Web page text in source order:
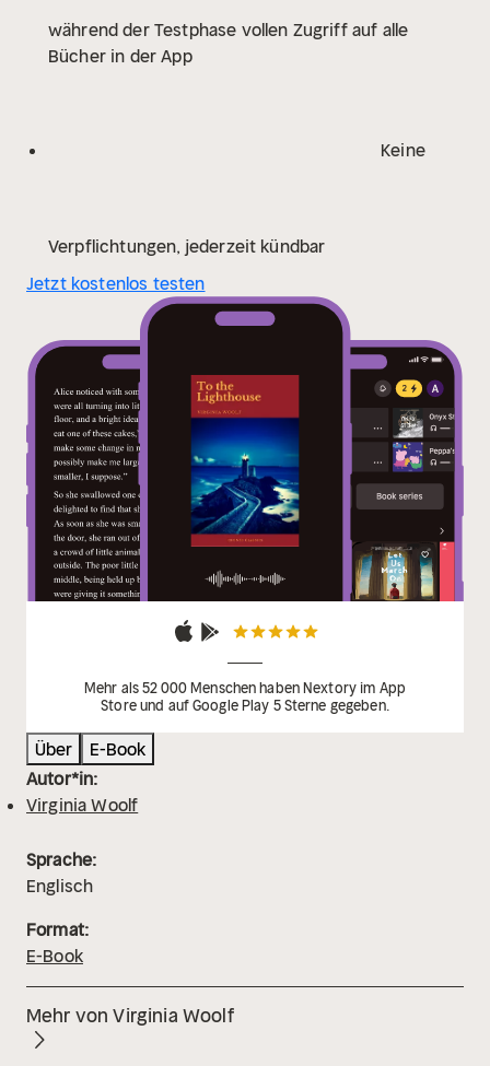
während der Testphase vollen Zugriff auf alle
Bücher in der App
Keine
Verpflichtungen, jederzeit kündbar
Jetzt kostenlos testen
Mehr als 52 000 Menschen haben Nextory im App
Store und auf Google Play 5 Sterne gegeben.
Über
E-Book
Autor*in:
Virginia Woolf
Sprache:
Englisch
Format:
E-Book
Mehr von Virginia Woolf